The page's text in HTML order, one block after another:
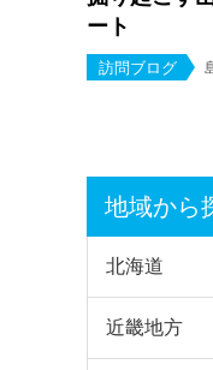
ート
訪問ブログ
地域から
北海道
近畿地方